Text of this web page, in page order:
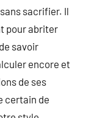
sacrifier. Il
pour abriter
savoir
encore et
de ses
certain de